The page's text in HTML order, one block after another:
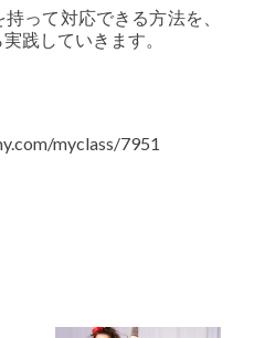
対応できる方法を、
践していきます。
myclass/7951